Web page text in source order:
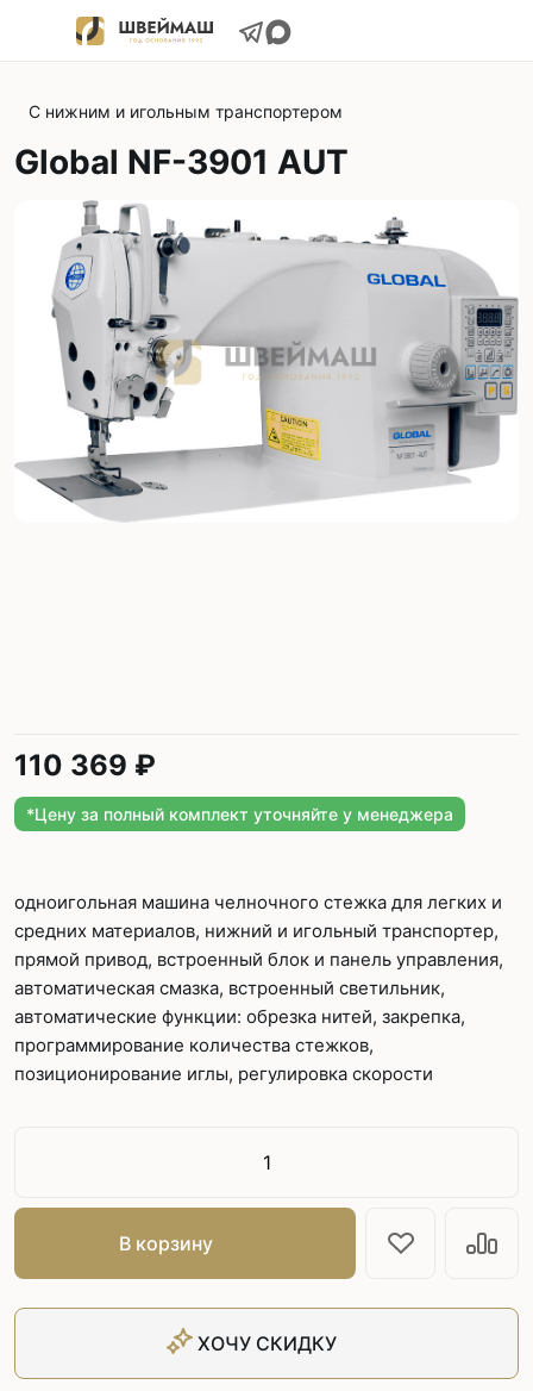
С нижним и игольным транспортером
Global NF-3901 AUT
110 369 ₽
*Цену за полный комплект уточняйте у менеджера
одноигольная машина челночного стежка для легких и
средних материалов, нижний и игольный транспортер,
прямой привод, встроенный блок и панель управления,
автоматическая смазка, встроенный светильник,
автоматические функции: обрезка нитей, закрепка,
программирование количества стежков,
позиционирование иглы, регулировка скорости
В корзину
ХОЧУ СКИДКУ